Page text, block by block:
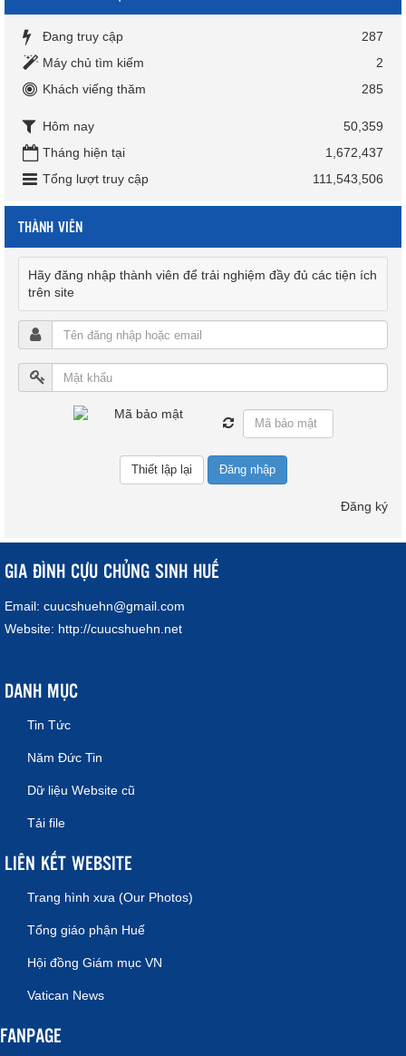
Đang truy cập
287
Máy chủ tìm kiếm
2
Khách viếng thăm
285
Hôm nay
50,359
Tháng hiện tại
1,672,437
Tổng lượt truy cập
111,543,506
THÀNH VIÊN
Hãy đăng nhập thành viên để trải nghiệm đầy đủ các tiện ích
trên site
Đăng nhập
Đăng ký
GIA ĐÌNH CỰU CHỦNG SINH HUẾ
Email: cuucshuehn@gmail.com
Website: http://cuucshuehn.net
DANH MỤC
Tin Tức
Năm Đức Tin
Dữ liệu Website cũ
Tải file
LIÊN KẾT WEBSITE
Trang hình xưa (Our Photos)
Tổng giáo phận Huế
Hội đồng Giám mục VN
Vatican News
FANPAGE